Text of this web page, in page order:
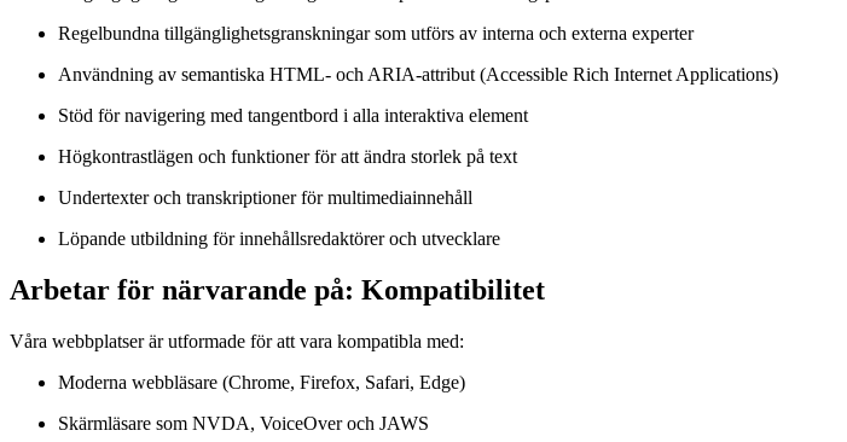
Regelbundna tillgänglighetsgranskningar som utförs av interna och externa experter
Användning av semantiska HTML- och ARIA-attribut (Accessible Rich Internet Applications)
Stöd för navigering med tangentbord i alla interaktiva element
Högkontrastlägen och funktioner för att ändra storlek på text
Undertexter och transkriptioner för multimediainnehåll
Löpande utbildning för innehållsredaktörer och utvecklare
Arbetar för närvarande på: Kompatibilitet
Våra webbplatser är utformade för att vara kompatibla med:
Moderna webbläsare (Chrome, Firefox, Safari, Edge)
Skärmläsare som NVDA, VoiceOver och JAWS